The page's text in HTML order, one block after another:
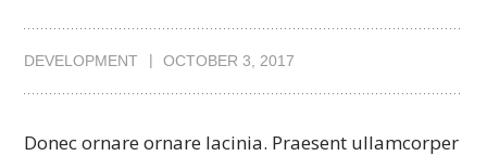
DEVELOPMENT OCTOBER 3, 2017
Donec ornare ornare lacinia. Praesent ullamcorper